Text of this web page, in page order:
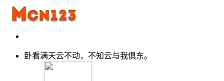
卧看满天云不动，不知云与我俱东。